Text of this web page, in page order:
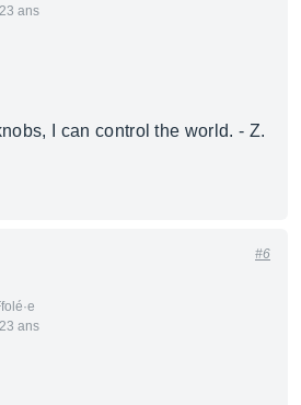
ans
I can control the world. - Z.
ans
#6